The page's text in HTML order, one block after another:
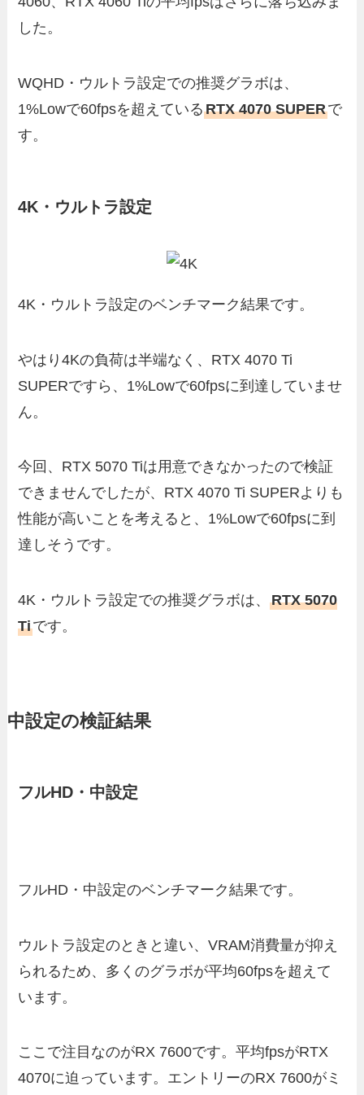
した。
WQHD・ウルトラ設定での推奨グラボは、
1%Lowで60fpsを超えているRTX 4070 SUPERで
す。
4K・ウルトラ設定
4K・ウルトラ設定のベンチマーク結果です。
やはり4Kの負荷は半端なく、RTX 4070 Ti
SUPERですら、1%Lowで60fpsに到達していませ
ん。
今回、RTX 5070 Tiは用意できなかったので検証
できませんでしたが、RTX 4070 Ti SUPERよりも
性能が高いことを考えると、1%Lowで60fpsに到
達しそうです。
4K・ウルトラ設定での推奨グラボは、RTX 5070
Tiです。
中設定の検証結果
フルHD・中設定
フルHD・中設定のベンチマーク結果です。
ウルトラ設定のときと違い、VRAM消費量が抑え
られるため、多くのグラボが平均60fpsを超えて
います。
ここで注目なのがRX 7600です。平均fpsがRTX
4070に迫っています。エントリーのRX 7600がミ